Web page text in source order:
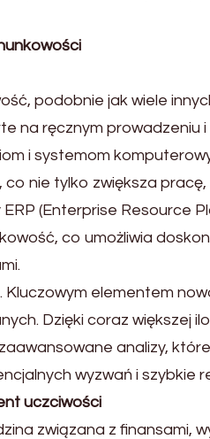
podobnie jak wiele
na ręcznym prowadzeniu
i systemom
nie tylko zwiększa pracę,
(Enterprise Resource
co umożliwia
elementem
Dzięki coraz większej
analizy,
wyzwań i szybkie
uczciwości
związana z finansami,